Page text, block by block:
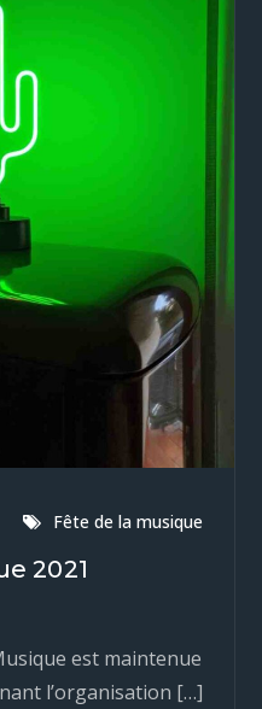
Fête de la musique
2021
est maintenue
l’organisation […]